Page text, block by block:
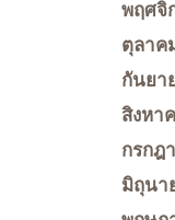
พฤศจิ
ตุลาค
กันยา
สิงหา
กรกฎ
มิถุนา